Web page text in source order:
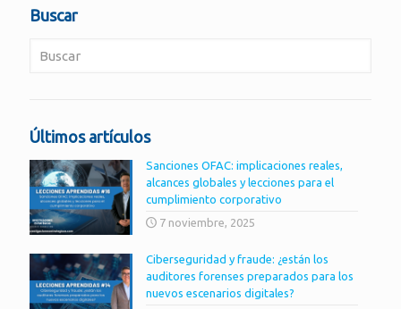
Buscar
Últimos artículos
Sanciones OFAC: implicaciones reales,
alcances globales y lecciones para el
cumplimiento corporativo
7 noviembre, 2025
Ciberseguridad y fraude: ¿están los
auditores forenses preparados para los
nuevos escenarios digitales?